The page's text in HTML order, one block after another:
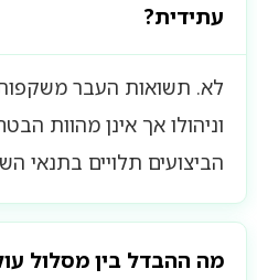
עתידית?
לא. תשואות העבר
וניהולו אך אינן מהוות
הביצועים תלויים בתנאי
מה ההבדל בין מסלול